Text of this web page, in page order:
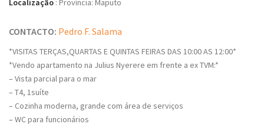
Localização : Província: Maputo
CONTACTO: Pedro F. Salama
*VISITAS TERÇAS,QUARTAS E QUINTAS FEIRAS DAS 10:00 AS 12:00*
*Vendo apartamento na Julius Nyerere em frente a ex TVM:*
– Vista parcial para o mar
– T4, 1suíte
– Cozinha moderna, grande com área de serviços
– WC para funcionários